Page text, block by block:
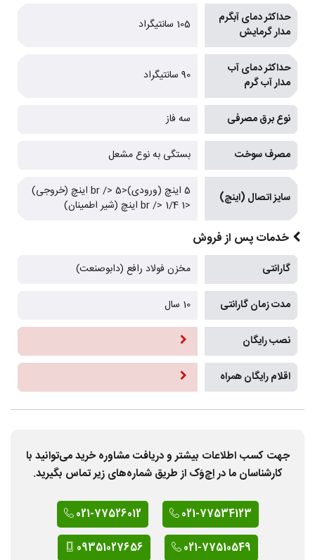
حداکثر دمای آبگرم
مدار گرمایش
105 سانتیگراد
حداکثر دمای آب
مدار آب گرم
90 سانتیگراد
نوع برق مصرفی سه فاز
مصرف سوخت بستگی به نوع مشعل
سایز اتصال (اینچ)
5 اینچ (ورودی)<br /> 5 اینچ (خروجی)
<br /> 1/4 1 اینچ (شیر اطمینان)
خدمات پس از فروش
گارانتی مخزن فولاد رافع (دابوصنعت)
مدت زمان گارانتی 10 سال
نصب رایگان
اقلام رایگان همراه
جهت کسب اطلاعات بیشتر و دریافت مشاوره خرید می‌توانید با
کارشناسان ما در اِچ‌وَک از طریق شماره‌های زیر تماس بگیرید.
021-77534123
021-77526012
021-77510549
09351027656